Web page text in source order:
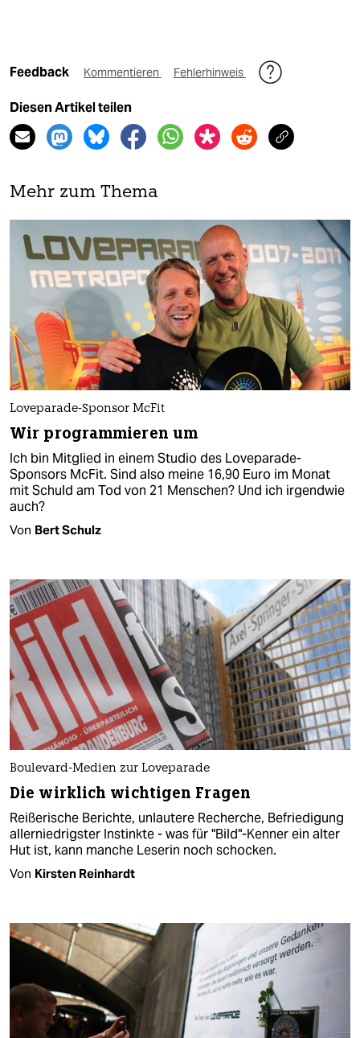
Feedback Kommentieren Fehlerhinweis
Diesen Artikel teilen
Mehr zum Thema
Loveparade-Sponsor McFit
Wir programmieren um
Ich bin Mitglied in einem Studio des Loveparade-
Sponsors McFit. Sind also meine 16,90 Euro im Monat
mit Schuld am Tod von 21 Menschen? Und ich irgendwie
auch?
Von Bert Schulz
Boulevard-Medien zur Loveparade
Die wirklich wichtigen Fragen
Reißerische Berichte, unlautere Recherche, Befriedigung
allerniedrigster Instinkte - was für "Bild"-Kenner ein alter
Hut ist, kann manche Leserin noch schocken.
Von Kirsten Reinhardt